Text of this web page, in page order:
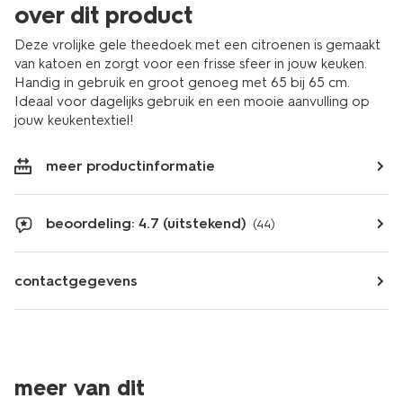
over dit product
Deze vrolijke gele theedoek met een citroenen is gemaakt
van katoen en zorgt voor een frisse sfeer in jouw keuken.
Handig in gebruik en groot genoeg met 65 bij 65 cm.
Ideaal voor dagelijks gebruik en een mooie aanvulling op
jouw keukentextiel!
meer productinformatie
beoordeling: 4.7 (uitstekend) (44)
contactgegevens
meer van dit